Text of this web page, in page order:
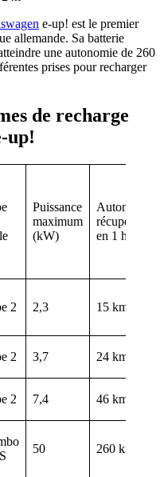
e-up! est le premier
allemande. Sa batterie
une autonomie de 260
prises pour recharger
de recharge
up!
Puissance
maximum
(kW)
Autonomie
récupérée
en 1 heure
2 2,3 15 km
2 3,7 24 km
2 7,4 46 km
50 260 km